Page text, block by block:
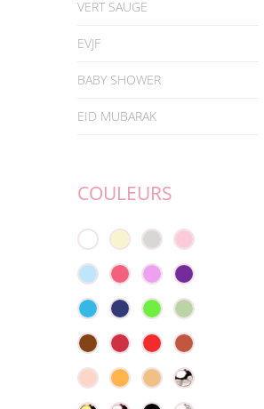
VERT SAUGE
EVJF
BABY SHOWER
EID MUBARAK
COULEURS